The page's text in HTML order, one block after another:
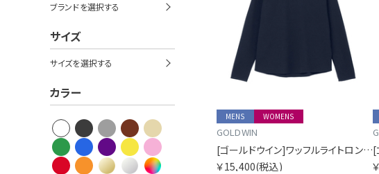
ブランドを選択する
サイズ
サイズを選択する
カラー
MENS WOMENS
GOLDWIN
[ゴールドウイン]ワッフルライトロングスリーブティーシャツ
￥15,400(税込)